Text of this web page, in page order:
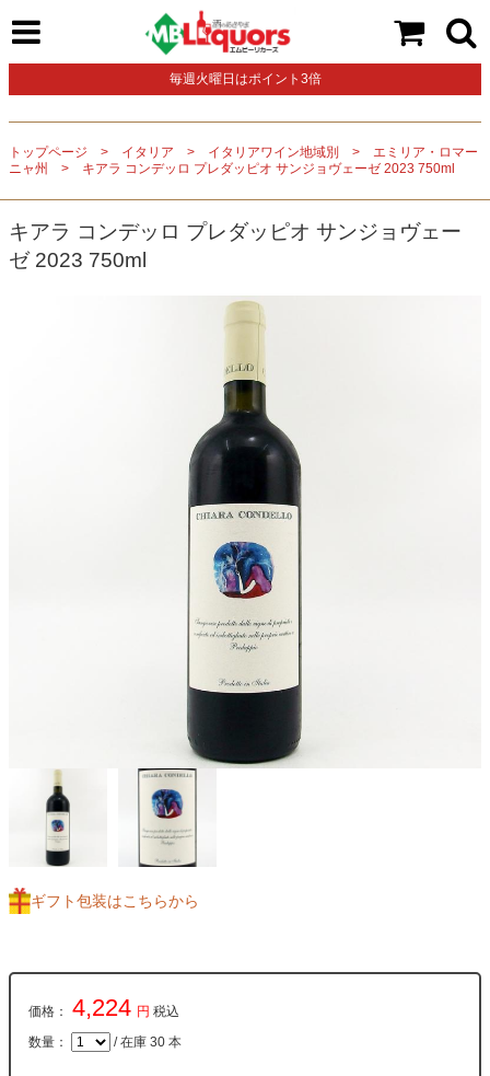
毎週火曜日はポイント3倍
トップページ イタリア イタリアワイン地域別
エミリア・ロマー
ニャ州
キアラ コンデッロ プレダッピオ サンジョヴェーゼ 2023 750ml
キアラ コンデッロ プレダッピオ サンジョヴェー
ゼ 2023 750ml
ギフト包装はこちらから
価格： 4,224 円 税込
数量： / 在庫 30 本